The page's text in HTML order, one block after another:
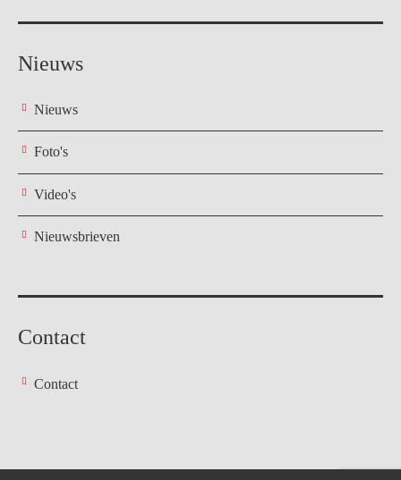
Nieuws
Nieuws
Foto's
Video's
Nieuwsbrieven
Contact
Contact